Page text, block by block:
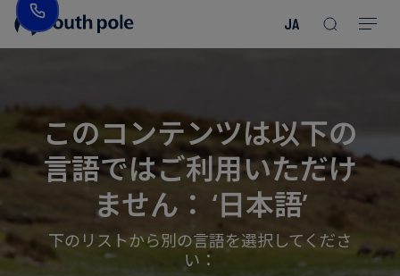
JA
役
員
紹
介
ァ
ッ
シ
ョ
ン
ク
ト
を
見
る
レ
ポ
ー
ト
Read more
Read more
Read more
Read more
Read more
Read more
Read more
Read more
Read more Read more
このコンテンツは以下の
言語ではご利用いただけ
ません： ‘日本語’
下のリストから別の言語を選択してくださ
い：